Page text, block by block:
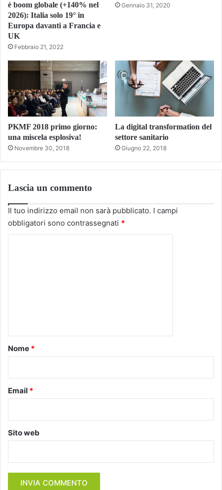
è boom globale (+140% nel
2026): Italia solo 19° in
Europa davanti a Francia e
UK
Febbraio 21, 2022
Gennaio 31, 2020
PKMF 2018 primo giorno:
una miscela esplosiva!
Novembre 30, 2018
La digital transformation del
settore sanitario
Giugno 22, 2018
Lascia un commento
Il tuo indirizzo email non sarà pubblicato. I campi
obbligatori sono contrassegnati *
o
Nome *
Email *
Sito web